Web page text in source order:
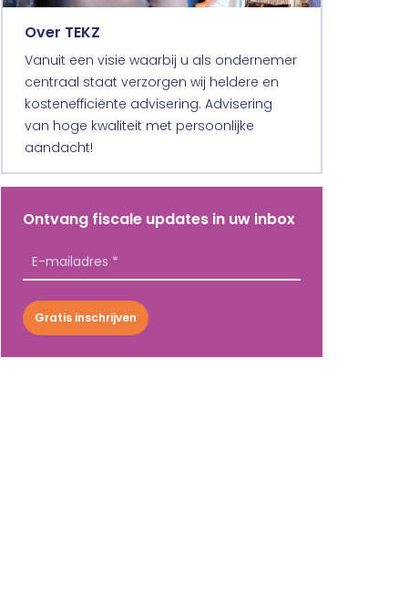
Over TEKZ
Vanuit een visie waarbij u als ondernemer
centraal staat verzorgen wij heldere en
kostenefficiënte advisering. Advisering
van hoge kwaliteit met persoonlijke
aandacht!
Ontvang fiscale updates in uw inbox
Gratis inschrijven